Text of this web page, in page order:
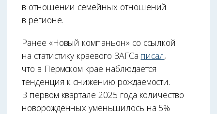
в отношении семейных отношений
в регионе.
Ранее «Новый компаньон» со ссылкой
на статистику краевого ЗАГСа писал,
что в Пермском крае наблюдается
тенденция к снижению рождаемости.
В первом квартале 2025 года количество
новорождённых уменьшилось на 5%